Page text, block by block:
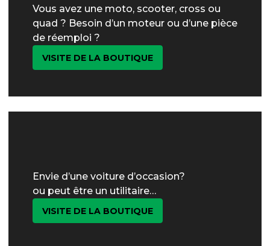
Vous avez une moto, scooter, cross ou
quad ? Besoin d’un moteur ou d’une pièce
de réemploi ?
VISITE DE LA BOUTIQUE
Envie d’une voiture d’occasion?
ou peut être un utilitaire…
VISITE DE LA BOUTIQUE